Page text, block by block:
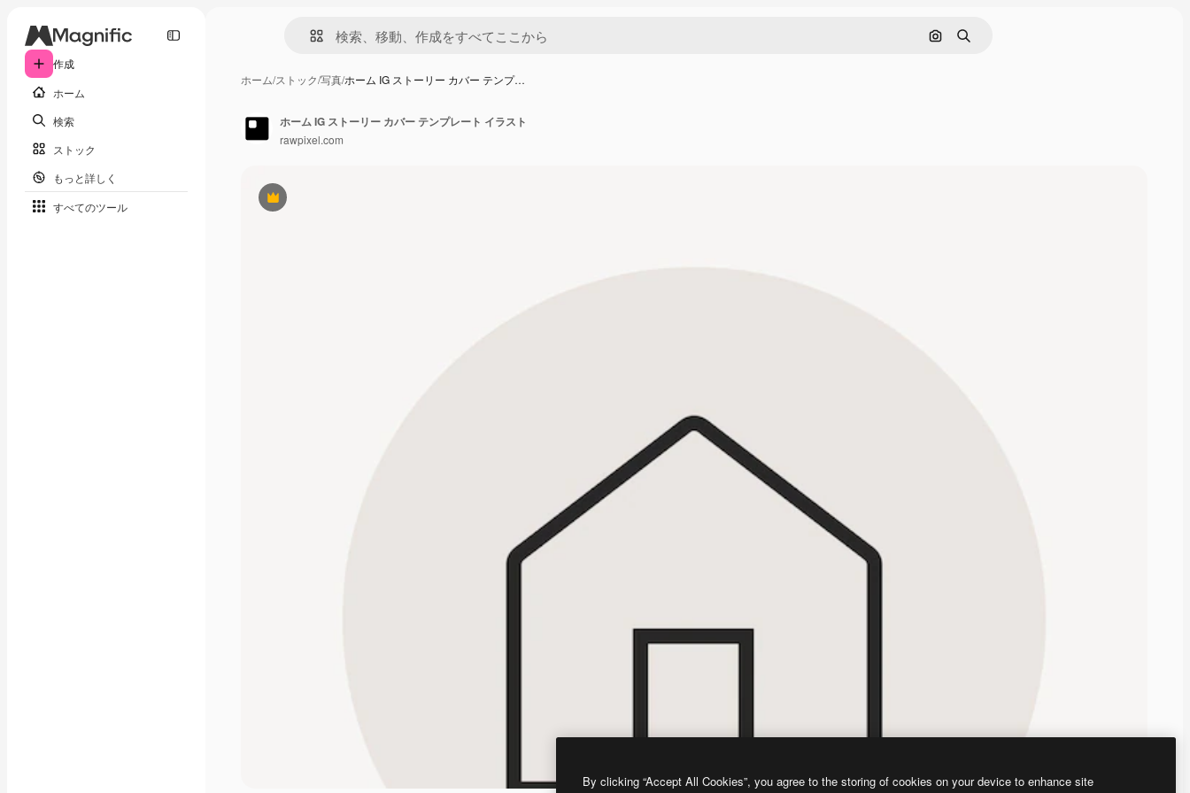
作成
ホーム
検索
ストック
もっと詳しく
すべてのツール
画像で検索
検索
ホーム/ストック/写真/ホーム IG ストーリー カバー テンプ…
Premium
ホーム IG ストーリー カバー テンプレート イラスト
rawpixel.com
By clicking “Accept All Cookies”, you agree to the storing of cookies on your device to enhance site